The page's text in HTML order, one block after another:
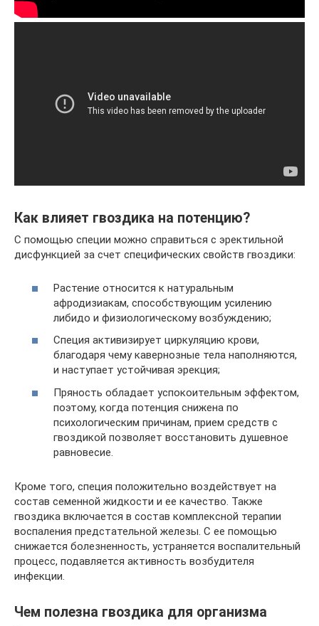
Как влияет гвоздика на потенцию?
С помощью специи можно справиться с эректильной
дисфункцией за счет специфических свойств гвоздики:
Растение относится к натуральным
афродизиакам, способствующим усилению
либидо и физиологическому возбуждению;
Специя активизирует циркуляцию крови,
благодаря чему кавернозные тела наполняются,
и наступает устойчивая эрекция;
Пряность обладает успокоительным эффектом,
поэтому, когда потенция снижена по
психологическим причинам, прием средств с
гвоздикой позволяет восстановить душевное
равновесие.
Кроме того, специя положительно воздействует на
состав семенной жидкости и ее качество. Также
гвоздика включается в состав комплексной терапии
воспаления предстательной железы. С ее помощью
снижается болезненность, устраняется воспалительный
процесс, подавляется активность возбудителя
инфекции.
Чем полезна гвоздика для организма